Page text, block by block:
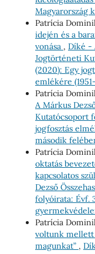
Magyarország
Patrícia
idején és a
vonása , Díké -
Jogtörténeti
(2020): Egy
emlékére
Patrícia
A Márkus
Kutatócsoport
jogfosztás
második
Patrícia
oktatás
kapcsolatos
Dezső
folyóirata: Évf.
Patrícia
voltunk mellett
magunkat” ,